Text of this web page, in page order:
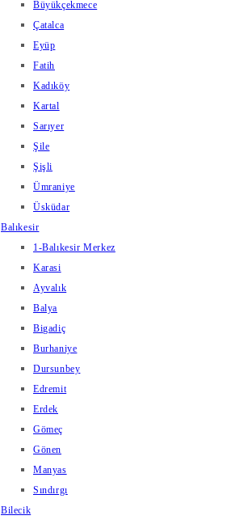
Büyükçekmece
Çatalca
Eyüp
Fatih
Kadıköy
Kartal
Sarıyer
Şile
Şişli
Ümraniye
Üsküdar
Balıkesir
1-Balıkesir Merkez
Karasi
Ayvalık
Balya
Bigadiç
Burhaniye
Dursunbey
Edremit
Erdek
Gömeç
Gönen
Manyas
Sındırgı
Bilecik